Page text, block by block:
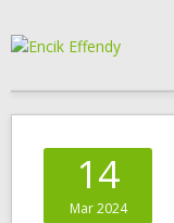
14
Mar 2024